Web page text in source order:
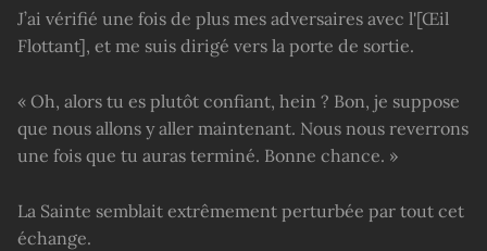
J’ai vérifié une fois de plus mes adversaires avec l'[Œil
Flottant], et me suis dirigé vers la porte de sortie.
« Oh, alors tu es plutôt confiant, hein ? Bon, je suppose
que nous allons y aller maintenant. Nous nous reverrons
une fois que tu auras terminé. Bonne chance. »
La Sainte semblait extrêmement perturbée par tout cet
échange.